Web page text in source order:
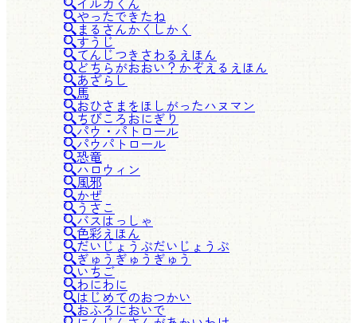
やったできたね
まるさんかくしかく
すうじ
てんじつきさわるえほん
どちらがおおい？かぞえるえほん
あざらし
馬
おひさまをほしがったハヌマン
ちびころおにぎり
パウ・パトロール
パウパトロール
恐竜
ハロウィン
風邪
かぜ
うさこ
バスはっしゃ
色彩えほん
だいじょうぶだいじょうぶ
ぎゅうぎゅうぎゅう
いちご
わにわに
はじめてのおつかい
おふろにおいで